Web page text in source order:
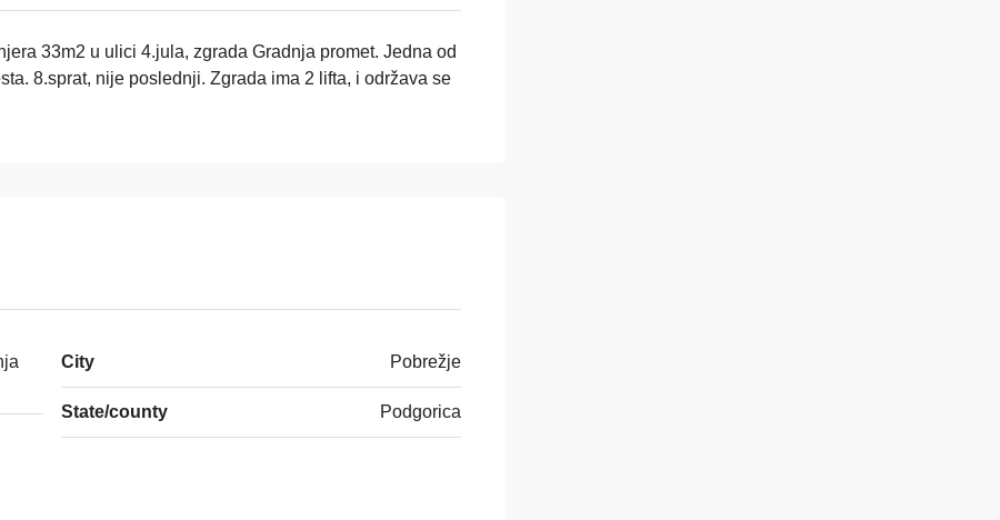
33m2 u ulici 4.jula, zgrada Gradnja promet. Jedna od
8.sprat, nije poslednji. Zgrada ima 2 lifta, i održava se
City Pobrežje
State/county Podgorica